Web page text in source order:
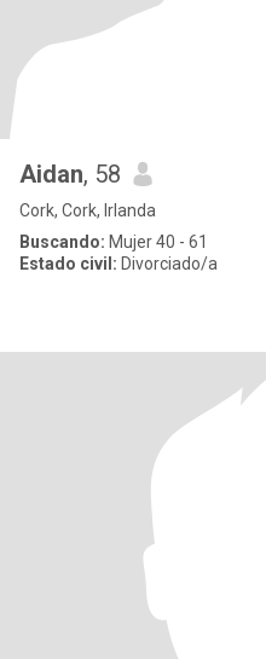
Aidan, 58
Cork, Cork, Irlanda
Buscando: Mujer 40 - 61
Estado civil: Divorciado/a